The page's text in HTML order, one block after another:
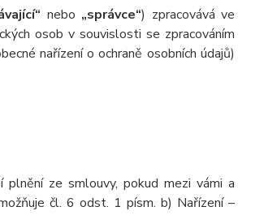
nebo „správce“) zpracovává ve
osob v souvislosti se zpracováním
nařízení o ochraně osobních údajů)
ze smlouvy, pokud mezi vámi a
čl. 6 odst. 1 písm. b) Nařízení –